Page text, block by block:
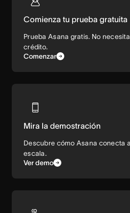
Comienza tu prueba gratuita
Prueba Asana gratis. No
crédito.
Comenzar
Mira la demostración
Descubre cómo Asana conecta
escala.
Ver demo